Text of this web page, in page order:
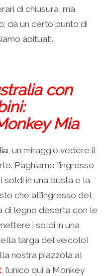
di chiusura, ma
da un certo punto di
abituati.
con
Mia
, un miraggio vedere il
Paghiamo l’ingresso
soldi in una busta e la
che all’ingresso del
di legno deserta con le
i soldi in una
targa del veicolo)
nostra piazzola al
, l’unico qui a Monkey